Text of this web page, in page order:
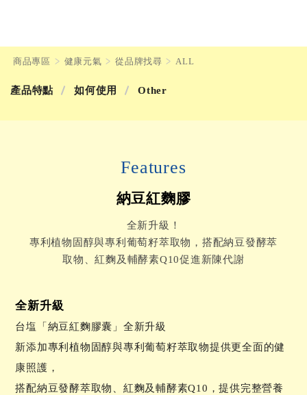
商品專區 健康元氣 從品牌找尋 ALL
產品特點 如何使用 Other
Features
納豆紅麴膠
全新升級！
專利植物固醇與專利葡萄籽萃取物，搭配納豆發酵萃
取物、紅麴及輔酵素Q10促進新陳代謝
全新升級
台塩「納豆紅麴膠囊」全新升級
新添加專利植物固醇與專利葡萄籽萃取物提供更全面的健
康照護，
搭配納豆發酵萃取物、紅麴及輔酵素Q10，提供完整營養